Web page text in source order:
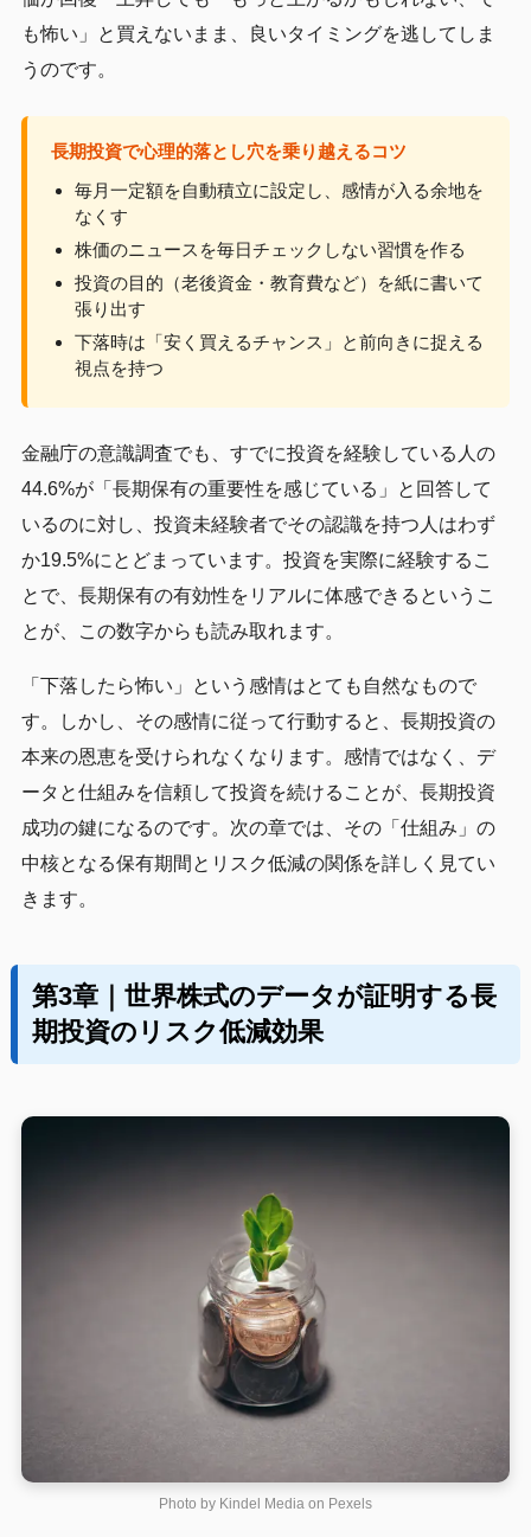
も怖い」と買えないまま、良いタイミングを逃してしま
うのです。
長期投資で心理的落とし穴を乗り越えるコツ
毎月一定額を自動積立に設定し、感情が入る余地を
なくす
株価のニュースを毎日チェックしない習慣を作る
投資の目的（老後資金・教育費など）を紙に書いて
張り出す
下落時は「安く買えるチャンス」と前向きに捉える
視点を持つ
金融庁の意識調査でも、すでに投資を経験している人の
44.6%が「長期保有の重要性を感じている」と回答して
いるのに対し、投資未経験者でその認識を持つ人はわず
か19.5%にとどまっています。投資を実際に経験するこ
とで、長期保有の有効性をリアルに体感できるというこ
とが、この数字からも読み取れます。
「下落したら怖い」という感情はとても自然なもので
す。しかし、その感情に従って行動すると、長期投資の
本来の恩恵を受けられなくなります。感情ではなく、デ
ータと仕組みを信頼して投資を続けることが、長期投資
成功の鍵になるのです。次の章では、その「仕組み」の
中核となる保有期間とリスク低減の関係を詳しく見てい
きます。
第3章｜世界株式のデータが証明する長
期投資のリスク低減効果
Photo by Kindel Media on Pexels